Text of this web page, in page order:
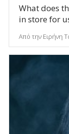
What does
in store for
Από την Ειρήνη